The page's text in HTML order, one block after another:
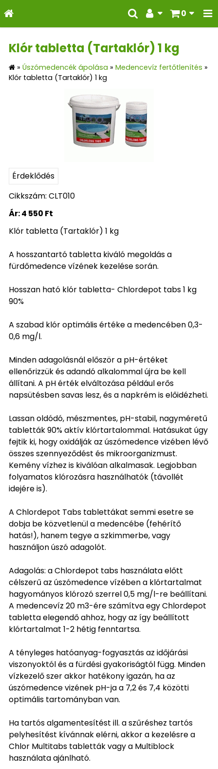
0
Klór tabletta (Tartaklór) 1 kg
» Úszómedencék ápolása » Medencevíz fertőtlenítés »
Klór tabletta (Tartaklór) 1 kg
Érdeklődés
Cikkszám: CLT010
Ár:4 550 Ft
Klór tabletta (Tartaklór) 1 kg
A hosszantartó tabletta kiváló megoldás a
fürdőmedence vízének kezelése során.
Hosszan ható klór tabletta- Chlordepot tabs 1 kg
90%
A szabad klór optimális értéke a medencében 0,3-
0,6 mg/l.
Minden adagolásnál először a pH-értéket
ellenőrizzük és adandó alkalommal újra be kell
állítani. A pH érték elváltozása például erős
napsütésben savas lesz, és a napkrém is előidézheti.
Lassan oldódó, mészmentes, pH-stabil, nagyméretű
tabletták 90% aktív klórtartalommal. Hatásukat úgy
fejtik ki, hogy oxidálják az úszómedence vizében lévő
összes szennyeződést és mikroorganizmust.
Kemény vízhez is kiválóan alkalmasak. Legjobban
folyamatos klórozásra használhatók (távollét
idejére is).
A Chlordepot Tabs tablettákat semmi esetre se
dobja be közvetlenül a medencébe (fehérítő
hatás!), hanem tegye a szkimmerbe, vagy
használjon úszó adagolót.
Adagolás: a Chlordepot tabs használata előtt
célszerű az úszómedence vízében a klórtartalmat
hagyományos klórozó szerrel 0,5 mg/l-re beállítani.
A medencevíz 20 m3-ére számítva egy Chlordepot
tabletta elegendő ahhoz, hogy az így beállított
klórtartalmat 1-2 hétig fenntartsa.
A tényleges hatóanyag-fogyasztás az időjárási
viszonyoktól és a fürdési gyakoriságtól függ. Minden
vízkezelő szer akkor hatékony igazán, ha az
úszómedence vizének pH-ja a 7,2 és 7,4 közötti
optimális tartományban van.
Ha tartós algamentesítést ill. a szűréshez tartós
pelyhesítést kívánnak elérni, akkor a kezelésre a
Chlor Multitabs tabletták vagy a Multiblock
használata ajánlható.